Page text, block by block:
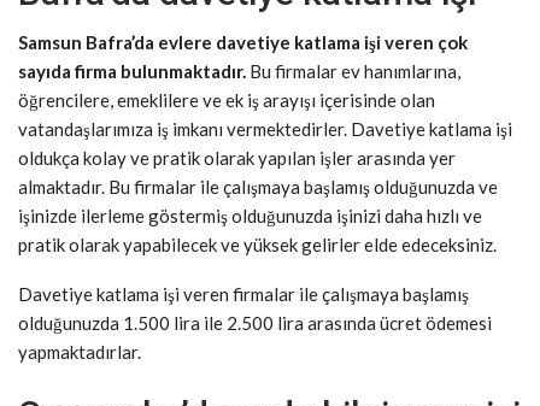
Samsun Bafra’da evlere davetiye katlama işi veren çok
sayıda firma bulunmaktadır. Bu firmalar ev hanımlarına,
öğrencilere, emeklilere ve ek iş arayışı içerisinde olan
vatandaşlarımıza iş imkanı vermektedirler. Davetiye katlama işi
oldukça kolay ve pratik olarak yapılan işler arasında yer
almaktadır. Bu firmalar ile çalışmaya başlamış olduğunuzda ve
işinizde ilerleme göstermiş olduğunuzda işinizi daha hızlı ve
pratik olarak yapabilecek ve yüksek gelirler elde edeceksiniz.
Davetiye katlama işi veren firmalar ile çalışmaya başlamış
olduğunuzda 1.500 lira ile 2.500 lira arasında ücret ödemesi
yapmaktadırlar.